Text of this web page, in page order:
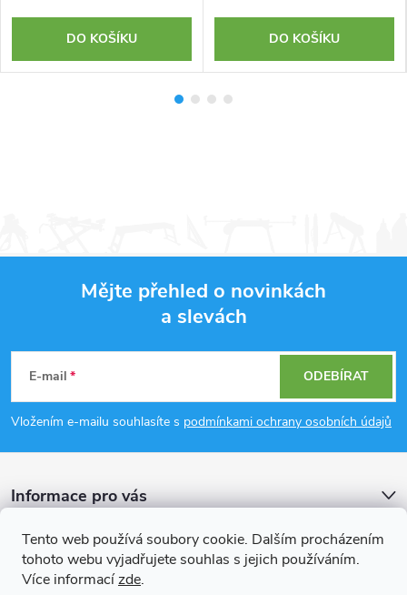
Tento web používá soubory cookie. Dalším procházením
tohoto webu vyjadřujete souhlas s jejich používáním.
Více informacízde.
DO KOŠÍKU DO KOŠÍKU
p
a
t
Mějte přehled o novinkách
a slevách
E-mail
Vložením e-mailu souhlasíte s podmínkami ochrany osobních údajů
ODEBÍRAT
Informace pro vás
Přijímáme online platby